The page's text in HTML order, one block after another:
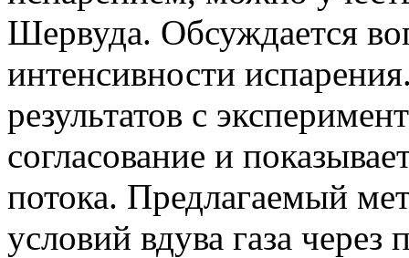
Шервуда. Обсуждается
интенсивности
результатов с
согласование и
потока. Предлагаемый
условий вдува газа